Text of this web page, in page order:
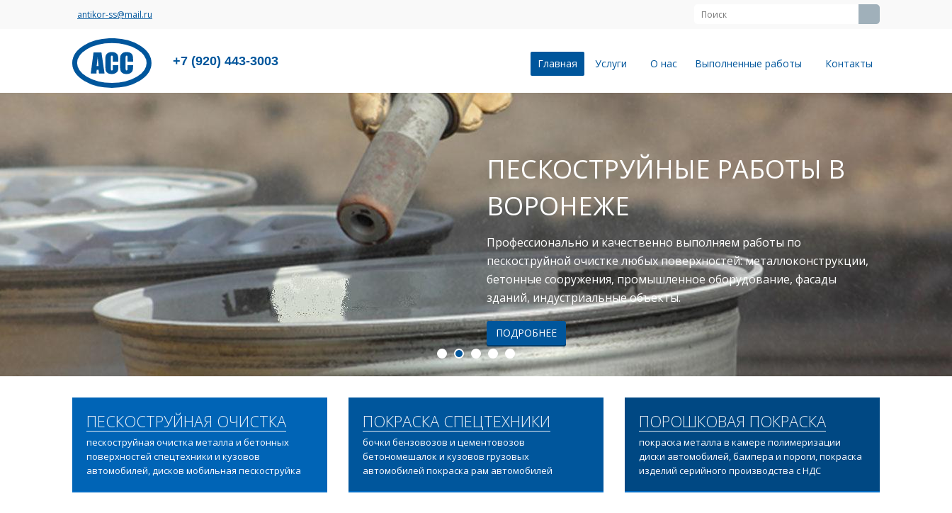
antikor-ss@mail.ru
+7 (920) 443-3003 Главная Услуги О нас Выполненные работы Контакты
ПЕСКОСТРУЙНЫЕ РАБОТЫ В
ВОРОНЕЖЕ
Профессионально и качественно выполняем работы по
пескоструйной очистке любых поверхностей: металлоконструкции,
бетонные сооружения, промышленное оборудование, фасады
зданий, индустриальные объекты.
ПОДРОБНЕЕ
ПЕСКОСТРУЙНАЯ ОЧИСТКА
пескоструйная очистка металла и бетонных
поверхностей спецтехники и кузовов
автомобилей, дисков мобильная пескоструйка
ПОКРАСКА СПЕЦТЕХНИКИ
бочки бензовозов и цементовозов
бетономешалок и кузовов грузовых
автомобилей покраска рам автомобилей
ПОРОШКОВАЯ ПОКРАСКА
покраска металла в камере полимеризации
диски автомобилей, бампера и пороги, покраска
изделий серийного производства с НДС